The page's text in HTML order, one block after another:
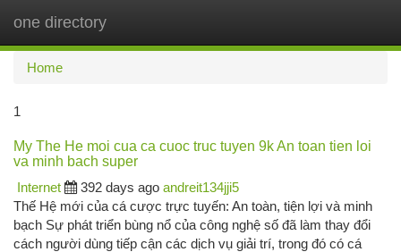
one directory
Home
1
My The He moi cua ca cuoc truc tuyen 9k An toan tien loi
va minh bach super
Internet
392 days ago andreit134jji5
Thế Hệ mới của cá cược trực tuyến: An toàn, tiện lợi và minh
bạch Sự phát triển bùng nổ của công nghệ số đã làm thay đổi
cách người dùng tiếp cận các dịch vụ giải trí, trong đó có cá